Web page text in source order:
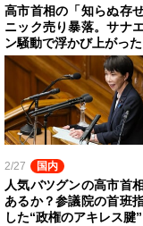
高市首相の「知らぬ存
ニック売り暴落。サナ
ン騒動で浮かび上がっ
2/27 国内
人気バツグンの高市首
あるか？参議院の首班
した“政権のアキレス腱”